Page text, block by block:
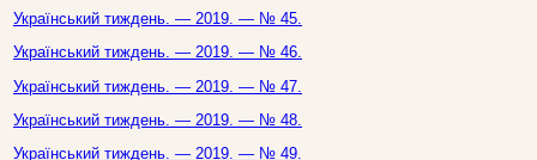
Український тиждень. — 2019. — № 45.
Український тиждень. — 2019. — № 46.
Український тиждень. — 2019. — № 47.
Український тиждень. — 2019. — № 48.
Український тиждень. — 2019. — № 49.